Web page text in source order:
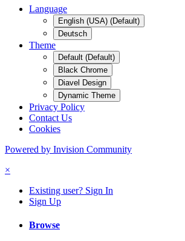
Language
English (USA) (Default)
Deutsch
Theme
Default (Default)
Black Chrome
Diavel Design
Dynamic Theme
Privacy Policy
Contact Us
Cookies
Powered by Invision Community
×
Existing user? Sign In
Sign Up
Browse